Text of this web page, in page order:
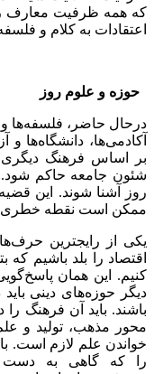
که همه ظرفیت معارف
اعتقادات به کلام و
حوزه و علوم روز
درحال حاضر، فلسفه‌ها و
آکادمی‌ها، دانشگاه‌ها
بر اساس فرهنگ دیگری
شئون جامعه حاکم شود.
روز آشنا شوند. این
ممکن است نقطه خطری
یکی از رایجترین حرف‌ها
اقتصاد را بلد باشیم که
کنیم. این همان
دیگر حوزه‌های دینی
باشند. باید آن فرهنگ
محور مذهب، تولید و علم
خواندن علم لازم است.
را که گاهی به دست